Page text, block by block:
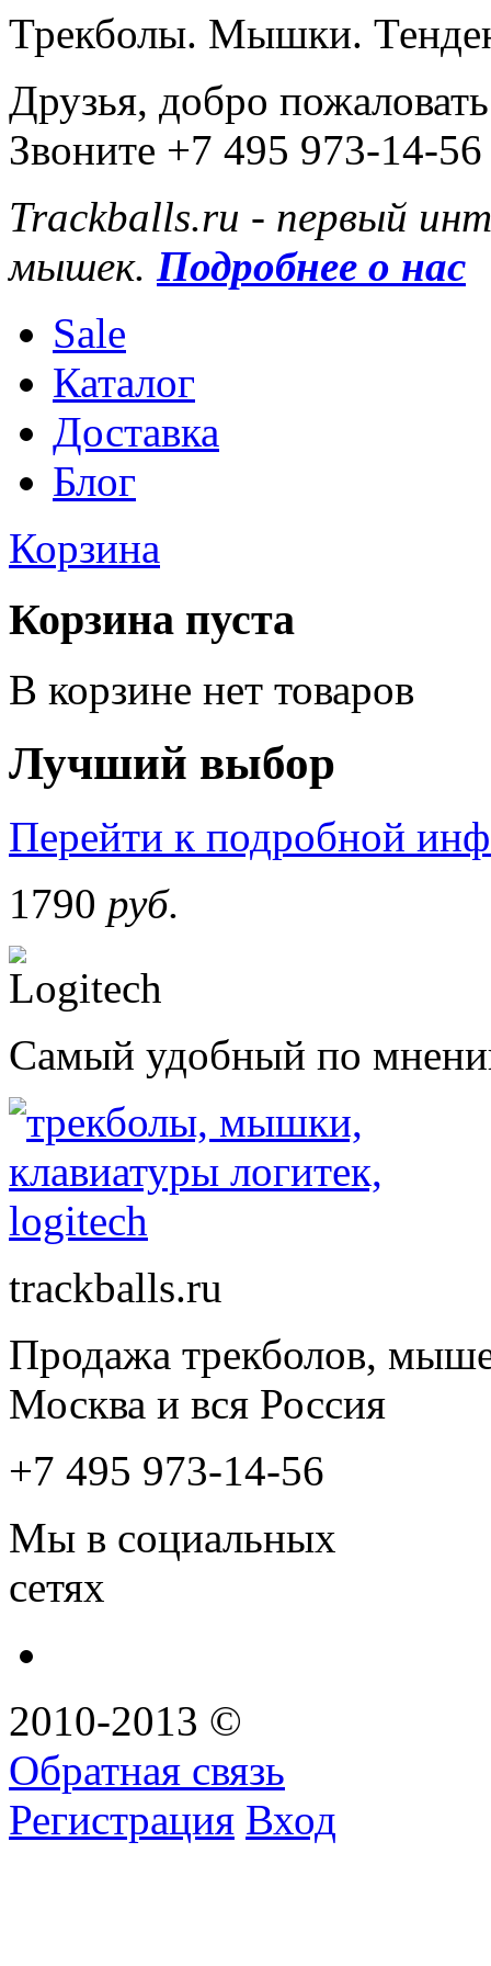
Трекболы. Мышки.
Друзья, добро
Звоните +7 495 973-14-56
Trackballs.ru - первый
мышек. Подробнее о нас
Sale
Каталог
Доставка
Блог
Корзина
Корзина пуста
В корзине нет товаров
Лучший выбор
Перейти к подробной
1790 руб.
Самый удобный по
trackballs.ru
Продажа трекболов,
Москва и вся Россия
+7 495 973-14-56
Мы в социальных
сетях
2010-2013 ©
Обратная связь
Регистрация Вход